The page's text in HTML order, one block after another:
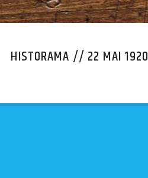
HISTORAMA // 22 MAI 1920